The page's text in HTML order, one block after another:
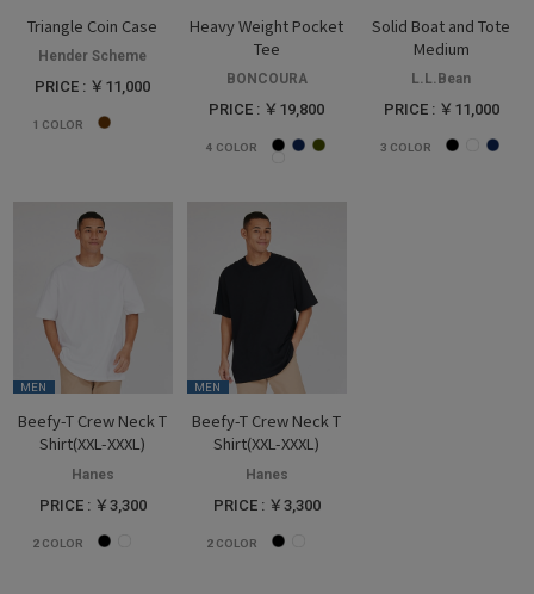
Triangle Coin Case
Hender Scheme
PRICE : ￥11,000
1 COLOR
Heavy Weight Pocket
Tee
BONCOURA
PRICE : ￥19,800
4 COLOR
Solid Boat and Tote
Medium
L.L.Bean
PRICE : ￥11,000
3 COLOR
MEN
Beefy-T Crew Neck T
Shirt(XXL-XXXL)
Hanes
PRICE : ￥3,300
2 COLOR
MEN
Beefy-T Crew Neck T
Shirt(XXL-XXXL)
Hanes
PRICE : ￥3,300
2 COLOR